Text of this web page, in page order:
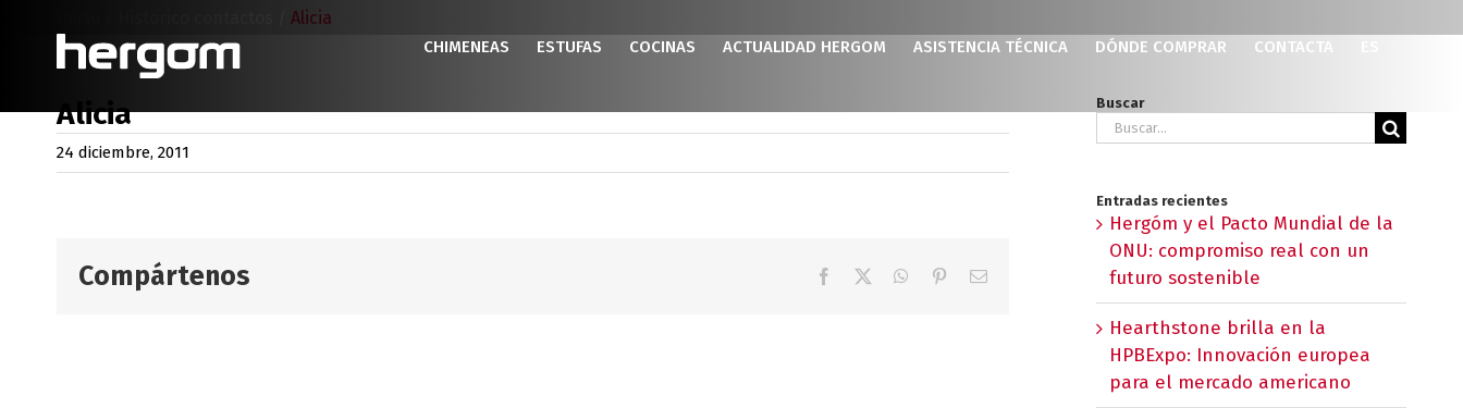
contenido
CHIMENEAS ESTUFAS COCINAS ACTUALIDAD HERGOM ASISTENCIA TÉCNICA DÓNDE COMPRAR CONTACTA
Alicia
Alicia
24 diciembre, 2011
Compártenos Facebook WhatsApp
PinterestCorreo
Buscar
Buscar:
Entradas recientes
Hergóm y el Pacto Mundial de la
ONU: compromiso real con un
futuro sostenible
Hearthstone brilla en la
HPBExpo: Innovación europea
para el mercado americano